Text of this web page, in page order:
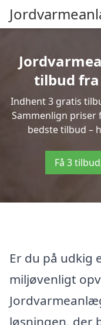
tilbud
Indhent 3 gratis
Sammenlign
bedste tilbud –
Få 3
Er du på udkig
miljøvenligt
løsningen, der